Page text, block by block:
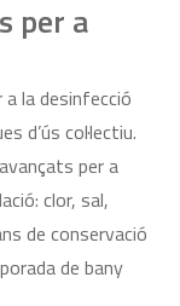
per a
la desinfecció
d’ús col·lectiu.
per a
clor, sal,
de conservació
de bany